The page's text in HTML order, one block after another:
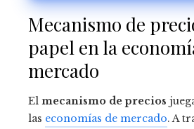
y Herzegovina
Mecanismo de
papel en la
mercado
El mecanismo de precios
las economías de mercado. A